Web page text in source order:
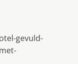
gevuld-